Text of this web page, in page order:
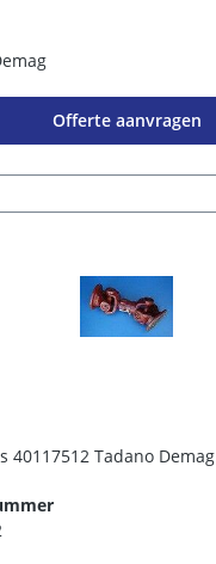
Offerte aanvragen
40117512 Tadano Demag